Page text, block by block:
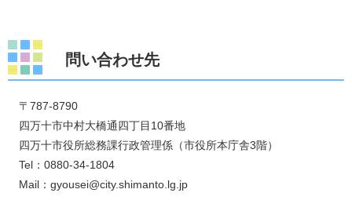
問い合わせ先
〒787-8790
四万十市中村大橋通四丁目10番地
四万十市役所総務課行政管理係（市役所本庁舎3階）
Tel：0880‐34‐1804​
Mail：gyousei@city.shimanto.lg.jp